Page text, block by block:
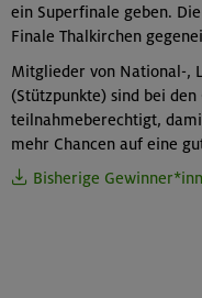
ein Superfinale geben.
Finale Thalkirchen
Mitglieder von National-,
(Stützpunkte) sind bei
teilnahmeberechtigt,
mehr Chancen auf eine
Bisherige